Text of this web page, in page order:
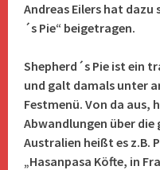
Andreas Eilers hat dazu
´s Pie“ beigetragen.
Shepherd´s Pie ist ein
und galt damals unter
Festmenü. Von da aus,
Abwandlungen über
Australien heißt es z.B.
„Hasanpasa Köfte, in